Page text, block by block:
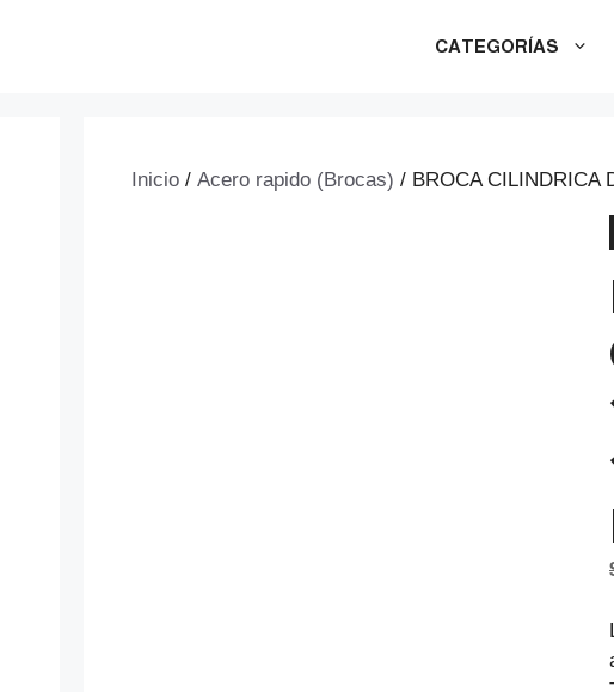
CATEGORÍAS
Inicio / Acero rapido (Brocas) / BROCA CILINDRICA